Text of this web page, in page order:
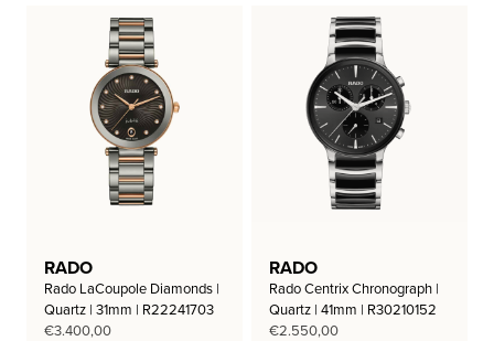
RADO
Rado LaCoupole Diamonds |
Quartz | 31mm | R22241703
€3.400,00
RADO
Rado Centrix Chronograph |
Quartz | 41mm | R30210152
€2.550,00